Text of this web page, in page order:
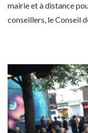
mairie et à distance
conseillers, le Conseil